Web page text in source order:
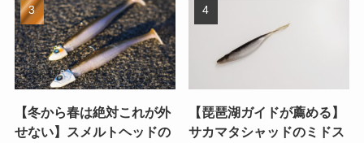
【冬から春は絶対これが外
せない】スメルトヘッドの
【琵琶湖ガイドが薦める】
サカマタシャッドのミドス